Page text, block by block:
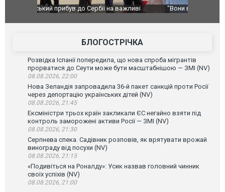
"Вони воюють, самі хочуть воювати, бо дурні": у
Чернівцях водія маршрутки звільнили після
зневажливих слів про українських захисників.
В
порт: над
ВІДЕО
БЛОГОСТРІЧКА
Розвідка Іспанії попередила, що нова спроба мігрантів
прорватися до Сеути може бути масштабнішою — ЗМІ (NV)
08.08.2026, 22:00
Нова Зеландія запровадила 36-й пакет санкцій проти Росії
через депортацію українських дітей (NV)
08.08.2026, 21:45
Ексміністри трьох країн закликали ЄС негайно взяти під
контроль заморожені активи Росії — ЗМІ (NV)
08.08.2026, 21:30
Серпнева спека. Садівник розповів, як врятувати врожай
винограду від посухи (NV)
08.08.2026, 21:15
«Подивіться на Роналду»: Усик назвав головний чинник
своїх успіхів (NV)
08.08.2026, 21:00